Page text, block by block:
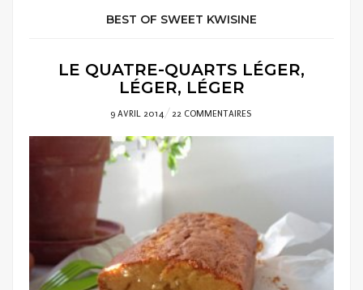
BEST OF SWEET KWISINE
LE QUATRE-QUARTS LÉGER,
LÉGER, LÉGER
POSTED
ON
9 AVRIL 2014 22 COMMENTAIRES